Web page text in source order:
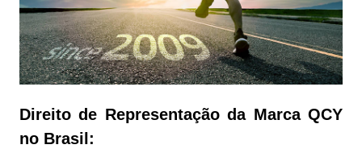
Direito de Representação da Marca QCY
no Brasil: